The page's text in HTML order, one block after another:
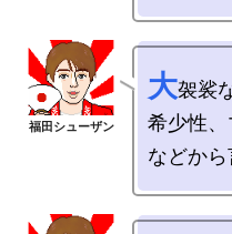
大袈裟
希少性